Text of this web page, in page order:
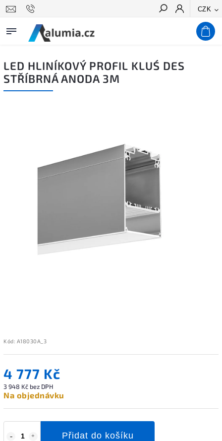
CZK
Hledat
LED HLINÍKOVÝ PROFIL KLUŚ DES
STŘÍBRNÁ ANODA 3M
Kód: A18030A_3
4 777 Kč
3 948 Kč bez DPH
Na objednávku
Přidat do košíku